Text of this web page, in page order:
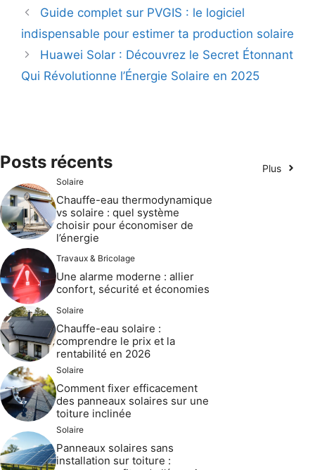
Guide complet sur PVGIS : le logiciel
indispensable pour estimer ta production solaire
Huawei Solar : Découvrez le Secret Étonnant
Qui Révolutionne l’Énergie Solaire en 2025
Posts récents Plus
Solaire
Chauffe-eau thermodynamique
vs solaire : quel système
choisir pour économiser de
l’énergie
Travaux & Bricolage
Une alarme moderne : allier
confort, sécurité et économies
Solaire
Chauffe-eau solaire :
comprendre le prix et la
rentabilité en 2026
Solaire
Comment fixer efficacement
des panneaux solaires sur une
toiture inclinée
Solaire
Panneaux solaires sans
installation sur toiture :